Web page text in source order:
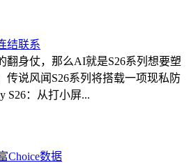
结联系
翻身仗，那么AI就是S26系列想要塑
传说风闻S26系列将搭载一项现私防
S26：从打小屏...
Choice数据